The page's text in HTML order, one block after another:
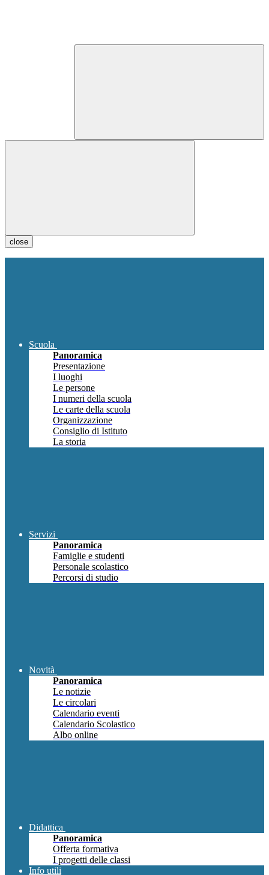
close
Scuola
Panoramica
Presentazione
I luoghi
Le persone
I numeri della scuola
Le carte della scuola
Organizzazione
Consiglio di Istituto
La storia
Servizi
Panoramica
Famiglie e studenti
Personale scolastico
Percorsi di studio
Novità
Panoramica
Le notizie
Le circolari
Calendario eventi
Calendario Scolastico
Albo online
Didattica
Panoramica
Offerta formativa
I progetti delle classi
Info utili